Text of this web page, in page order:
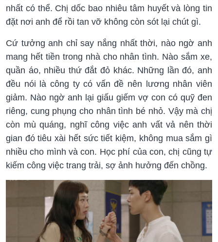
nhất có thể. Chị dốc bao nhiêu tâm huyết và lòng tin
đặt nơi anh để rồi tan vỡ không còn sót lại chút gì.
Cứ tưởng anh chỉ say nắng nhất thời, nào ngờ anh
mang hết tiền trong nhà cho nhân tình. Nào sắm xe,
quần áo, nhiều thứ đắt đỏ khác. Những lần đó, anh
đều nói là công ty có vấn đề nên lương nhân viên
giảm. Nào ngờ anh lại giấu giếm vợ con có quỹ đen
riêng, cung phụng cho nhân tình bé nhỏ. Vậy mà chị
còn mù quáng, nghĩ công việc anh vất vả nên thời
gian đó tiêu xài hết sức tiết kiệm, không mua sắm gì
nhiều cho mình và con. Học phí của con, chị cũng tự
kiếm công việc trang trải, sợ ảnh hưởng đến chồng.